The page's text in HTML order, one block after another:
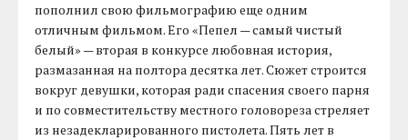
пополнил свою фильмографию еще одним
отличным фильмом. Его «Пепел — самый чистый
белый» — вторая в конкурсе любовная история,
размазанная на полтора десятка лет. Сюжет строится
вокруг девушки, которая ради спасения своего парня
и по совместительству местного головореза стреляет
из незадекларированного пистолета. Пять лет в